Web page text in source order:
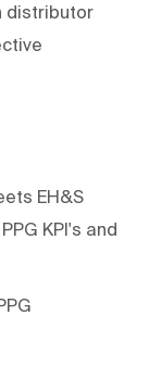
distributor
EH&S
KPI's and